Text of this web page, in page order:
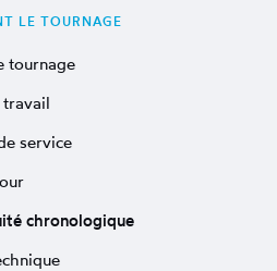
LE TOURNAGE
tournage
travail
service
chronologique